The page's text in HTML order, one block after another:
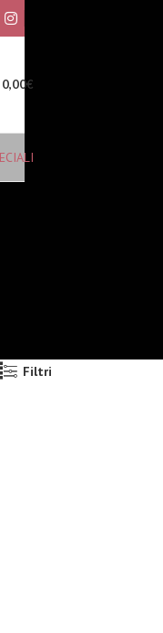
0,00€
Filtri